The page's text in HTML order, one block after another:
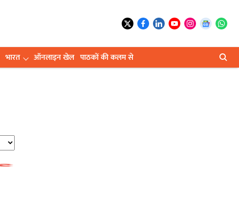
भारत ऑनलाइन खेल पाठकों की कलम से